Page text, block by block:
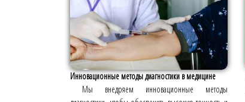
Инновационные методы диагностики в медицине
Мы внедряем инновационные методы